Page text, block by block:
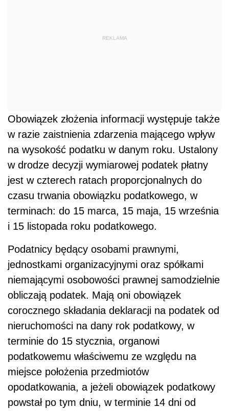
REKLAMA
Obowiązek złożenia informacji występuje także
w razie zaistnienia zdarzenia mającego wpływ
na wysokość podatku w danym roku. Ustalony
w drodze decyzji wymiarowej podatek płatny
jest w czterech ratach proporcjonalnych do
czasu trwania obowiązku podatkowego, w
terminach: do 15 marca, 15 maja, 15 września
i 15 listopada roku podatkowego.
Podatnicy będący osobami prawnymi,
jednostkami organizacyjnymi oraz spółkami
niemającymi osobowości prawnej samodzielnie
obliczają podatek. Mają oni obowiązek
corocznego składania deklaracji na podatek od
nieruchomości na dany rok podatkowy, w
terminie do 15 stycznia, organowi
podatkowemu właściwemu ze względu na
miejsce położenia przedmiotów
opodatkowania, a jeżeli obowiązek podatkowy
powstał po tym dniu, w terminie 14 dni od